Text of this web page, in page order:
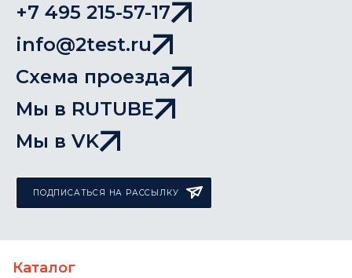
+7 495 215-57-17
info@2test.ru
Схема проезда
Мы в RUTUBE
Мы в VK
ПОДПИСАТЬСЯ НА РАССЫЛКУ
Каталог